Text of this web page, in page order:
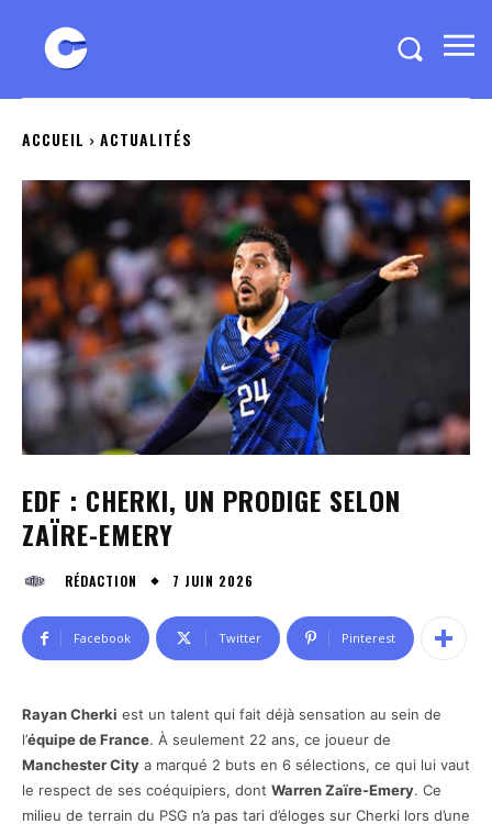
ACCUEIL ACTUALITÉS
EDF : CHERKI, UN PRODIGE SELON
ZAÏRE-EMERY
RÉDACTION 7 JUIN 2026
Facebook Twitter Pinterest
Rayan Cherki est un talent qui fait déjà sensation au sein de
l’équipe de France. À seulement 22 ans, ce joueur de
Manchester City a marqué 2 buts en 6 sélections, ce qui lui vaut
le respect de ses coéquipiers, dont Warren Zaïre-Emery. Ce
milieu de terrain du PSG n’a pas tari d’éloges sur Cherki lors d’une